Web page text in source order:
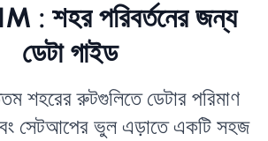
: শহর পরিবর্তনের জন্য
ডেটা গাইড
শহরের রুটগুলিতে ডেটার পরিমাণ
সেটআপের ভুল এড়াতে একটি সহজ